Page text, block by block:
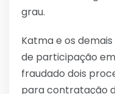
grau.
Katma e os
de participação
fraudado dois
para contratação